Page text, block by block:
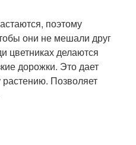
поэтому
они не мешали друг
цветниках делаются
дорожки. Это дает
Позволяет